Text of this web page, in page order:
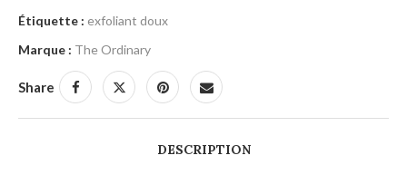
Étiquette : exfoliant doux
Marque : The Ordinary
Share
DESCRIPTION